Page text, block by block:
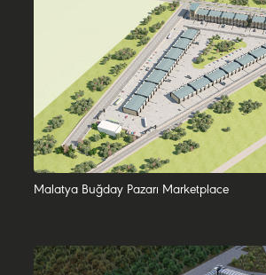
Malatya Buğday Pazarı Marketplace